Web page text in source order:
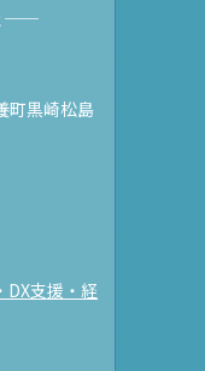
──
町黒崎松島
DX支援・経